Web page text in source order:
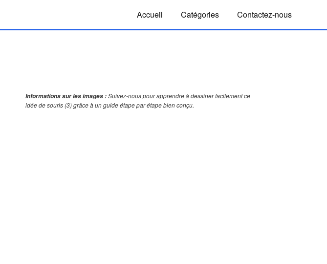
Accueil Catégories Contactez-nous
Informations sur les images :Suivez-nous pour apprendre à dessiner facilement ce
idée de souris (3) grâce à un guide étape par étape bien conçu.